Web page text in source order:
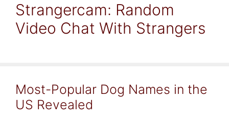
Strangercam: Random
Video Chat With Strangers
Most-Popular Dog Names in the
US Revealed